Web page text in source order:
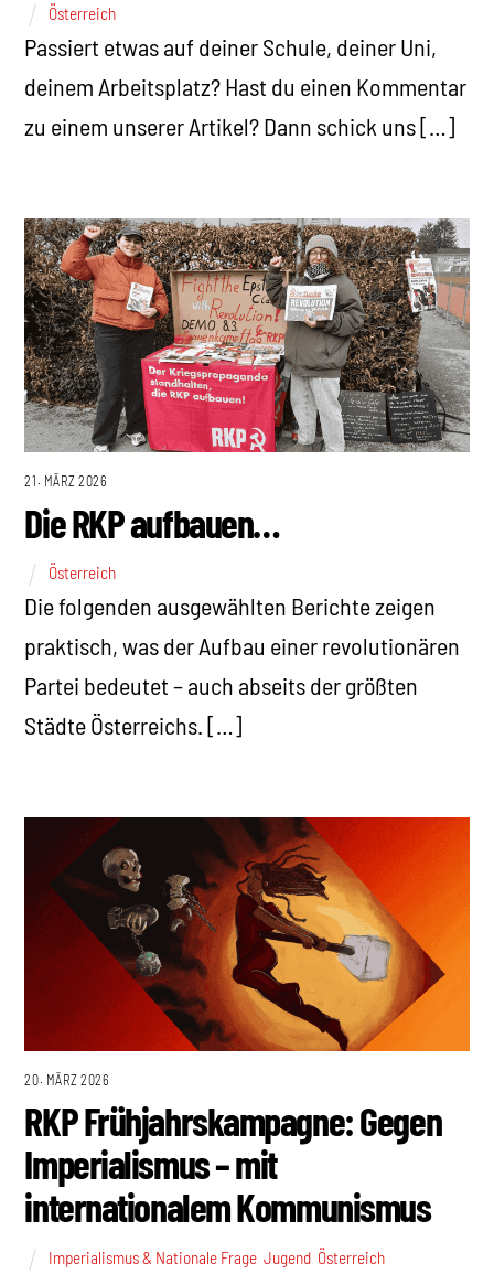
Österreich
Passiert etwas auf deiner Schule, deiner Uni,
deinem Arbeitsplatz? Hast du einen Kommentar
zu einem unserer Artikel? Dann schick uns […]
21. MÄRZ 2026
Die RKP aufbauen…
Österreich
Die folgenden ausgewählten Berichte zeigen
praktisch, was der Aufbau einer revolutionären
Partei bedeutet – auch abseits der größten
Städte Österreichs. […]
20. MÄRZ 2026
RKP Frühjahrskampagne: Gegen
Imperialismus – mit
internationalem Kommunismus
Imperialismus & Nationale Frage ,Jugend Österreich